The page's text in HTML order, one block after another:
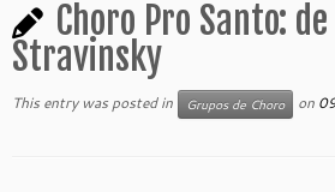
Choro Pro Santo:
Stravinsky
This entry was posted in Grupos de Choro on